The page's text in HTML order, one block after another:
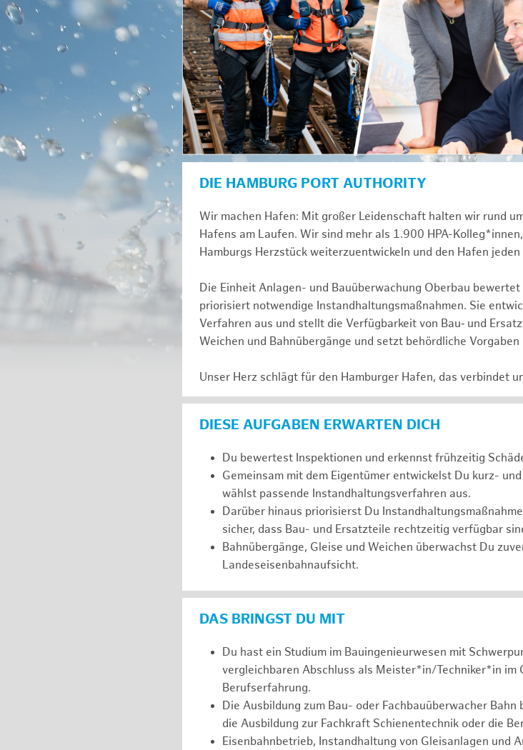
DIE HAMBURG PORT AUTHORITY
Wir machen Hafen: Mit großer Leidenschaft halten wir rund
Hafens am Laufen. Wir sind mehr als 1.900 HPA-
Hamburgs Herzstück weiterzuentwickeln und den Hafen
Die Einheit Anlagen- und Bauüberwachung Oberbau
priorisiert notwendige Instandhaltungsmaßnahmen. Sie
Verfahren aus und stellt die Verfügbarkeit von Bau‑ und
Weichen und Bahnübergänge und setzt behördliche Vorgaben
Unser Herz schlägt für den Hamburger Hafen, das verbindet
DIESE AUFGABEN ERWARTEN DICH
Du bewertest Inspektionen und erkennst frühzeitig
Gemeinsam mit dem Eigentümer entwickelst Du kurz-
wählst passende Instandhaltungsverfahren aus.
Darüber hinaus priorisierst Du
sicher, dass Bau- und Ersatzteile rechtzeitig verfügbar
Bahnübergänge, Gleise und Weichen überwachst Du
Landeseisenbahnaufsicht.
DAS BRINGST DU MIT
Du hast ein Studium im Bauingenieurwesen mit
vergleichbaren Abschluss als Meister*in/Techniker*in im
Berufserfahrung.
Die Ausbildung zum Bau- oder Fachbauüberwacher
die Ausbildung zur Fachkraft Schienentechnik oder die
Eisenbahnbetrieb, Instandhaltung von Gleisanlagen und